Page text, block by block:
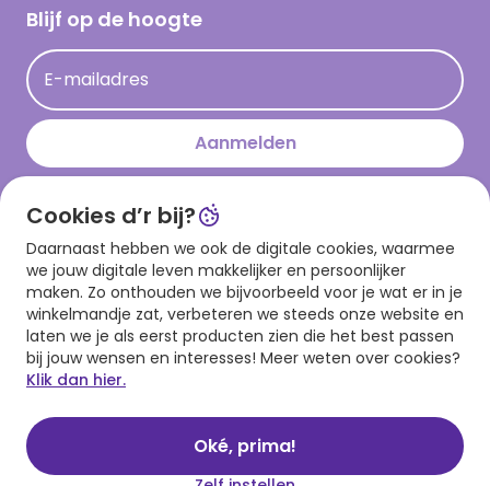
Hallmark Kaartclub
Acties
Persberichten
Hallmark en Kinderpostzegels
Kaartinspiratie
Blijf op de hoogte
E-mailadres
Aanmelden
Download onze app
Cookies d’r bij?
Daarnaast hebben we ook de digitale cookies, waarmee
we jouw digitale leven makkelijker en persoonlijker
maken. Zo onthouden we bijvoorbeeld voor je wat er in je
winkelmandje zat, verbeteren we steeds onze website en
laten we je als eerst producten zien die het best passen
bij jouw wensen en interesses! Meer weten over cookies?
Klik dan hier.
Oké, prima!